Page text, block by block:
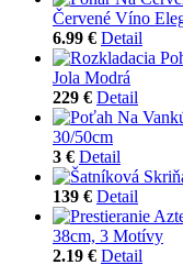
Červené Víno
6.99 € Detail
Jola Modrá
229 € Detail
30/50cm
3 € Detail
139 € Detail
38cm, 3 Motívy
2.19 € Detail